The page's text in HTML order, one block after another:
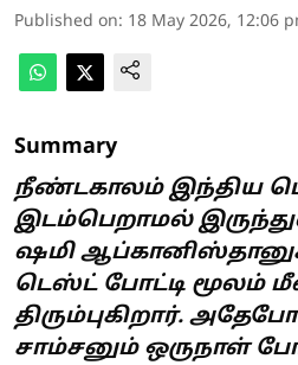
Published on: 18 May 2026, 12:06
Summary
நீண்டகாலம் இந்திய
இடம்பெறாமல்
ஷமி
டெஸ்ட் போட்டி மூலம்
திரும்புகிறார்.
சாம்சனும் ஒருநாள்